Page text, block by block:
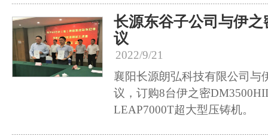
长源东谷子公司与伊
议
2022/9/21
襄阳长源朗弘科技有限公司与
议，订购8台伊之密
LEAP7000T超大型压铸机。